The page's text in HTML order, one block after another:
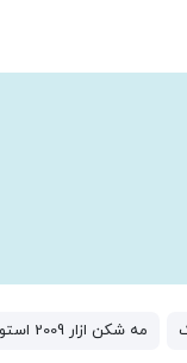
مه شکن ازار 2009 استوک